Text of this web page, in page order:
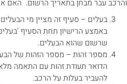
והרכב עבר מבחן בתאריך הרשום. האם
בעלים – סעיף זה מציין מי
באמצע הרישיון תחת הסעיף
שרשום שהוא הבעלים.
מספר זהות – מספר הזהות של
הדואר תעודת זהות עם התאמה
להעביר בעלות על הרכב.